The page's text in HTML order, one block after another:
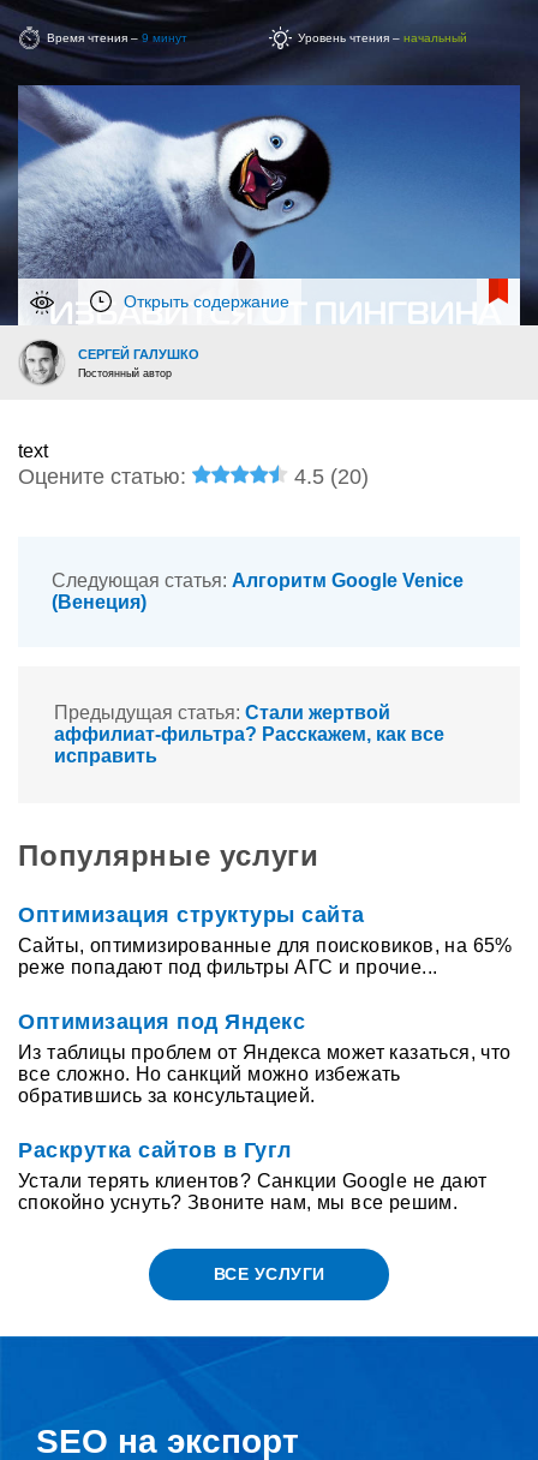
Время чтения –9 минут Уровень чтения – начальный
Открыть содержание
СЕРГЕЙ ГАЛУШКО
Постоянный автор
text
Оцените статью: 4.5 (20)
Следующая статья: Алгоритм Google Venice
(Венеция)
Предыдущая статья: Стали жертвой
аффилиат-фильтра? Расскажем, как все
исправить
Популярные услуги
Оптимизация структуры сайта
Сайты, оптимизированные для поисковиков, на 65%
реже попадают под фильтры АГС и прочие...
Оптимизация под Яндекс
Из таблицы проблем от Яндекса может казаться, что
все сложно. Но санкций можно избежать
обратившись за консультацией.
Раскрутка сайтов в Гугл
Устали терять клиентов? Санкции Google не дают
спокойно уснуть? Звоните нам, мы все решим.
ВСЕ УСЛУГИ
SEO на экспорт